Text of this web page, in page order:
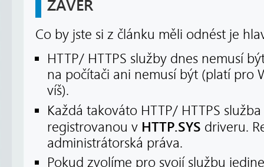
ZÁVĚR
Co by jste si z článku měli odnést je
HTTP/ HTTPS služby dnes nemusí
na počítači ani nemusí být (platí pro
víš).
Každá takováto HTTP/ HTTPS
registrovanou v HTTP.SYS driveru.
administrátorská práva.
Pokud zvolíme pro svojí službu